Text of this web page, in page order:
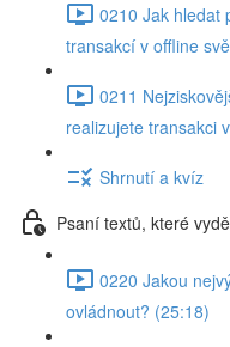
0210 Jak hledat
transakcí v offline
0211
realizujete transakci
Shrnutí a kvíz
Psaní textů, které
0220 Jakou
ovládnout? (25:18)